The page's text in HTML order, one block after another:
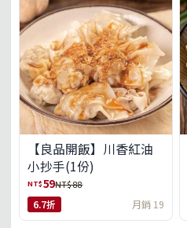
【良品開飯】川香紅油
小抄手(1份)
NT$59NT$ 88
6.7折 月銷 19